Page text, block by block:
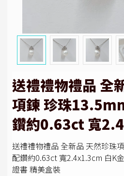
送禮禮物禮品 全
項鍊 珍珠
鑽約0.63ct 寬
送禮禮物禮品 全新品 天然珍珠
配鑽約0.63ct 寬2.4x1.3cm 白K
證書 精美盒裝